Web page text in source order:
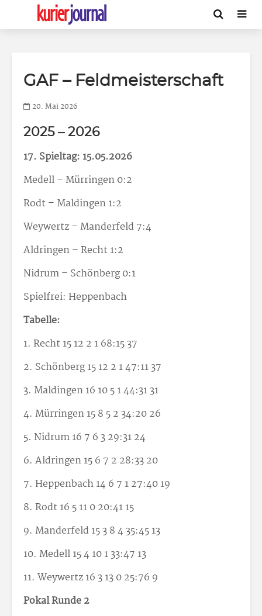
GAF – Feldmeisterschaft
20. Mai 2026
2025 – 2026
17. Spieltag: 15.05.2026
Medell – Mürringen 0:2
Rodt – Maldingen 1:2
Weywertz – Manderfeld 7:4
Aldringen – Recht 1:2
Nidrum – Schönberg 0:1
Spielfrei: Heppenbach
Tabelle:
1. Recht 15 12 2 1 68:15 37
2. Schönberg 15 12 2 1 47:11 37
3. Maldingen 16 10 5 1 44:31 31
4. Mürringen 15 8 5 2 34:20 26
5. Nidrum 16 7 6 3 29:31 24
6. Aldringen 15 6 7 2 28:33 20
7. Heppenbach 14 6 7 1 27:40 19
8. Rodt 16 5 11 0 20:41 15
9. Manderfeld 15 3 8 4 35:45 13
10. Medell 15 4 10 1 33:47 13
11. Weywertz 16 3 13 0 25:76 9
Pokal Runde 2